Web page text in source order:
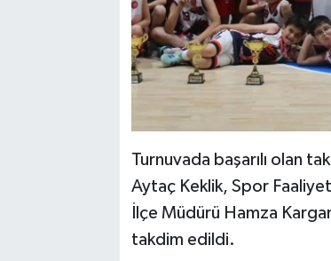
Turnuvada başarılı olan
Aytaç Keklik, Spor
İlçe Müdürü Hamza
takdim edildi.